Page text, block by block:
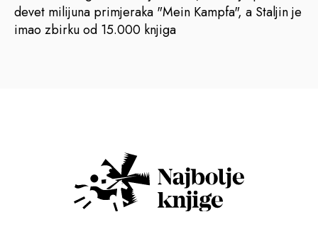
devet milijuna primjeraka "Mein Kampfa", a Staljin je
imao zbirku od 15.000 knjiga